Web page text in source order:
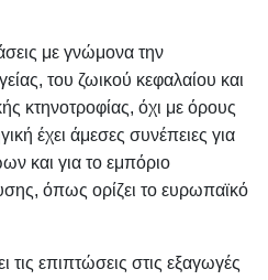
με γνώμονα την
του ζωικού κεφαλαίου και
κτηνοτροφίας, όχι με όρους
έχει άμεσες συνέπειες για
και για το εμπόριο
όπως ορίζει το ευρωπαϊκό
τις επιπτώσεις στις εξαγωγές